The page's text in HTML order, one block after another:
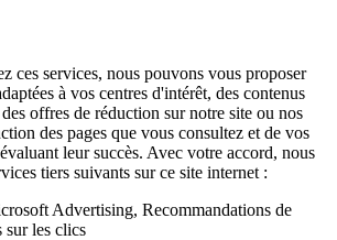
ces services, nous pouvons vous proposer
à vos centres d'intérêt, des contenus
offres de réduction sur notre site ou nos
des pages que vous consultez et de vos
leur succès. Avec votre accord, nous
tiers suivants sur ce site internet :
Advertising, Recommandations de
sur les clics